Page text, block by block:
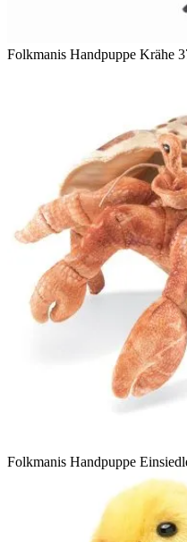
Folkmanis Handpuppe Krähe
Folkmanis Handpuppe